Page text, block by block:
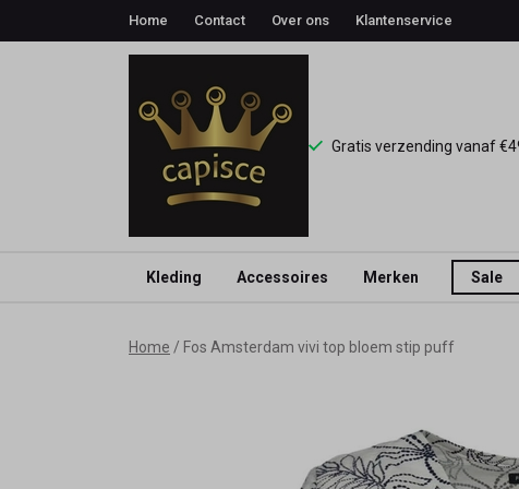
Home Contact Over ons Klantenservice
Gratis verzending vanaf
Kleding Accessoires Merken Sale
Home Fos Amsterdam vivi top bloem stip puff